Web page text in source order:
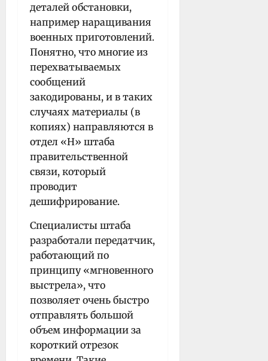
деталей обстановки,
например наращивания
военных приготовлений.
Понятно, что многие из
перехватываемых
сообщений
закодированы, и в таких
случаях материалы (в
копиях) направляются в
отдел «Н» штаба
правительственной
связи, который
проводит
дешифрирование.
Специалисты штаба
разработали передатчик,
работающий по
принципу «мгновенного
выстрела», что
позволяет очень быстро
отправлять большой
объем информации за
короткий отрезок